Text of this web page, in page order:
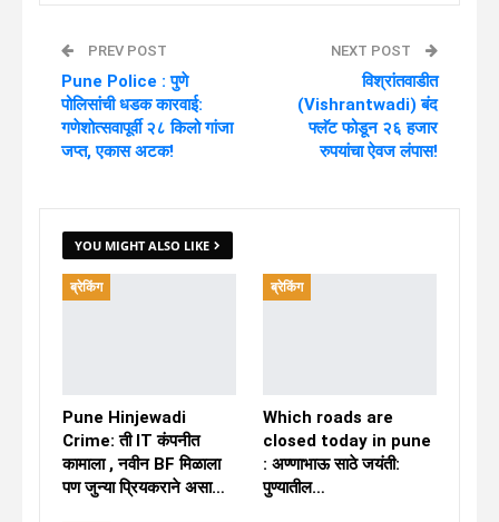
PREV POST
Pune Police : पुणे
पोलिसांची धडक कारवाई:
गणेशोत्सवापूर्वी २८ किलो गांजा
जप्त, एकास अटक!
NEXT POST
विश्रांतवाडीत
(Vishrantwadi) बंद
फ्लॅट फोडून २६ हजार
रुपयांचा ऐवज लंपास!
YOU MIGHT ALSO LIKE
ब्रेकिंग
Pune Hinjewadi
Crime: ती IT कंपनीत
कामाला , नवीन BF मिळाला
पण जुन्या प्रियकराने असा…
ब्रेकिंग
Which roads are
closed today in pune
: अण्णाभाऊ साठे जयंती:
पुण्यातील…